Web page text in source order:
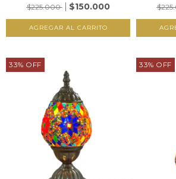
$225.000
$150.000
33% OFF 33% OFF